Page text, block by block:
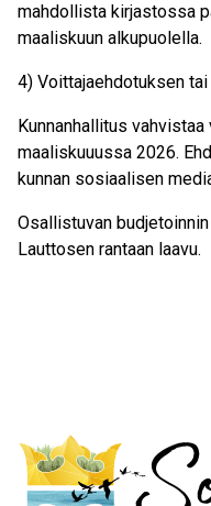
mahdollista kirjastossa
maaliskuun alkupuolella.
4) Voittajaehdotuksen
Kunnanhallitus
maaliskuuussa 2026.
kunnan sosiaalisen
Osallistuvan
Lauttosen rantaan laavu.